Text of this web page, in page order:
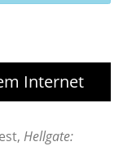
Internet
Hellgate: